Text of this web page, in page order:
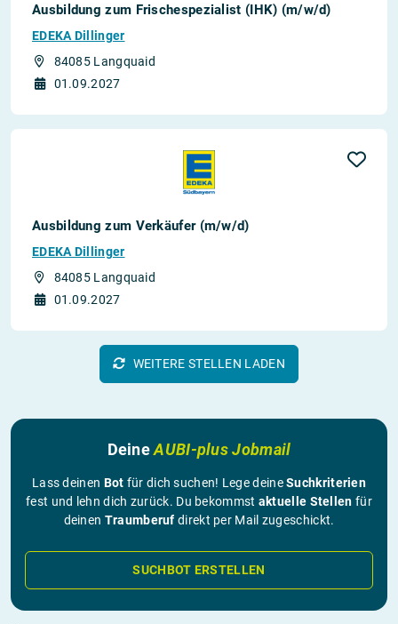
Ausbildung zum Frischespezialist (IHK) (m/w/d)
EDEKA Dillinger
84085 Langquaid
01.09.2027
Ausbildung zum Verkäufer (m/w/d)
EDEKA Dillinger
84085 Langquaid
01.09.2027
WEITERE STELLEN LADEN
DeineAUBI-plus Jobmail
Lass deinen Bot für dich suchen! Lege deineSuchkriterien
fest und lehn dich zurück. Du bekommst aktuelle Stellen für
deinen Traumberuf direkt per Mail zugeschickt.
SUCHBOT ERSTELLEN